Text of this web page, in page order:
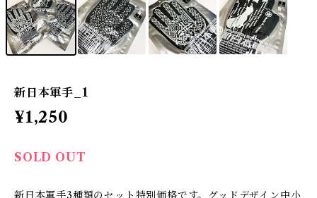
新日本軍手_1
¥1,250
SOLD OUT
新日本軍手3種類のセット特別価格です。グッドデザイン中小